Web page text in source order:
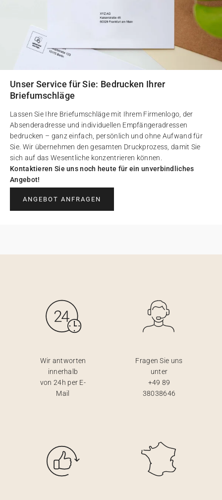
Unser Service für Sie: Bedrucken Ihrer
Briefumschläge
Lassen Sie Ihre Briefumschläge mit Ihrem Firmenlogo, der
Absenderadresse und individuellen Empfängeradressen
bedrucken – ganz einfach, persönlich und ohne Aufwand für
Sie. Wir übernehmen den gesamten Druckprozess, damit Sie
sich auf das Wesentliche konzentrieren können.
Kontaktieren Sie uns noch heute für ein unverbindliches
Angebot!
ANGEBOT ANFRAGEN
Wir antworten
innerhalb
von 24h per E-
Mail
Fragen Sie uns
unter
+49 89
38038646